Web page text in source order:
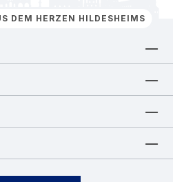
DEM HERZEN HILDESHEIMS